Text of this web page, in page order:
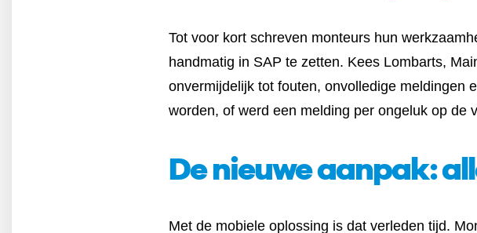
Tot voor kort schreven monteurs hun
handmatig in SAP te zetten. Kees Lombarts,
onvermijdelijk tot fouten, onvolledige meldingen
worden, of werd een melding per ongeluk op de
De nieuwe aanpak:
Met de mobiele oplossing is dat verleden tijd.